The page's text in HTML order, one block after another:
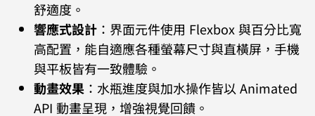
舒適度。
響應式設計 ：界面元件使用 Flexbox 與百分比寬
高配置，能自適應各種螢幕尺寸與直橫屏，手機
與平板皆有一致體驗。
動畫效果 ：水瓶進度與加水操作皆以 Animated
API 動畫呈現，增強視覺回饋。